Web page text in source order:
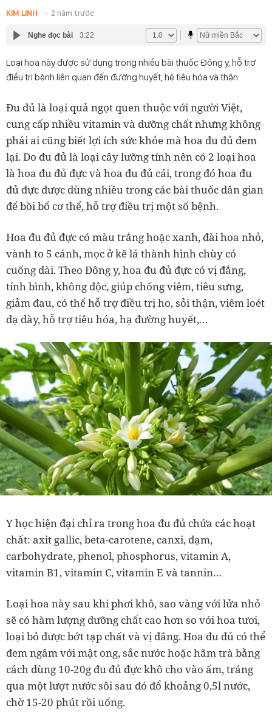
KIM LINH 2 năm trước
Nghe đọc bài 3:22
Loại hoa này được sử dụng trong nhiều bài thuốc Đông y, hỗ trợ
điều trị bệnh liên quan đến đường huyết, hệ tiêu hóa và thận.
Đu đủ là loại quả ngọt quen thuộc với người Việt,
cung cấp nhiều vitamin và dưỡng chất nhưng không
phải ai cũng biết lợi ích sức khỏe mà hoa đu đủ đem
lại. Do đu đủ là loại cây lưỡng tính nên có 2 loại hoa
là hoa đu đủ đực và hoa đu đủ cái, trong đó hoa đu
đủ đực được dùng nhiều trong các bài thuốc dân gian
để bồi bổ cơ thể, hỗ trợ điều trị một số bệnh.
Hoa đu đủ đực có màu trắng hoặc xanh, đài hoa nhỏ,
vành to 5 cánh, mọc ở kẽ lá thành hình chùy có
cuống dài. Theo Đông y, hoa đu đủ đực có vị đắng,
tính bình, không độc, giúp chống viêm, tiêu sưng,
giảm đau, có thể hỗ trợ điều trị ho, sỏi thận, viêm loét
dạ dày, hỗ trợ tiêu hóa, hạ đường huyết,…
Y học hiện đại chỉ ra trong hoa đu đủ chứa các hoạt
chất: axit gallic, beta-carotene, canxi, đạm,
carbohydrate, phenol, phosphorus, vitamin A,
vitamin B1, vitamin C, vitamin E và tannin…
Loại hoa này sau khi phơi khô, sao vàng với lửa nhỏ
sẽ có hàm lượng dưỡng chất cao hơn so với hoa tươi,
loại bỏ được bớt tạp chất và vị đắng. Hoa đu đủ có thể
đem ngâm với mật ong, sắc nước hoặc hãm trà bằng
cách dùng 10-20g đu đủ đực khô cho vào ấm, tráng
qua một lượt nước sôi sau đó đổ khoảng 0,5l nước,
chờ 15-20 phút rồi uống.